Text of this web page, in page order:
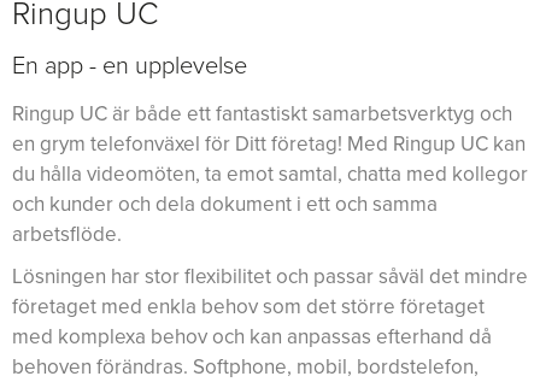
Ringup UC
En app - en upplevelse
Ringup UC är både ett fantastiskt samarbetsverktyg och
en grym telefonväxel för Ditt företag! Med Ringup UC kan
du hålla videomöten, ta emot samtal, chatta med kollegor
och kunder och dela dokument i ett och samma
arbetsflöde.
Lösningen har stor flexibilitet och passar såväl det mindre
företaget med enkla behov som det större företaget
med komplexa behov och kan anpassas efterhand då
behoven förändras. Softphone, mobil, bordstelefon,